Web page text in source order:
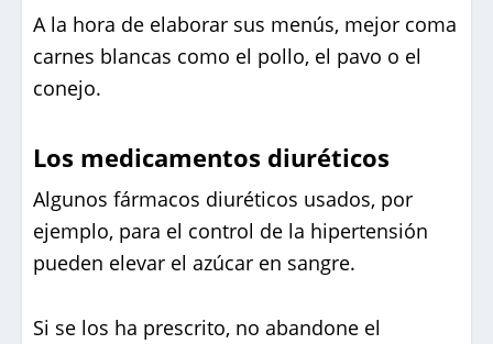
A la hora de elaborar sus menús, mejor coma
carnes blancas como el pollo, el pavo o el
conejo.
Los medicamentos diuréticos
Algunos fármacos diuréticos usados, por
ejemplo, para el control de la hipertensión
pueden elevar el azúcar en sangre.
Si se los ha prescrito, no abandone el